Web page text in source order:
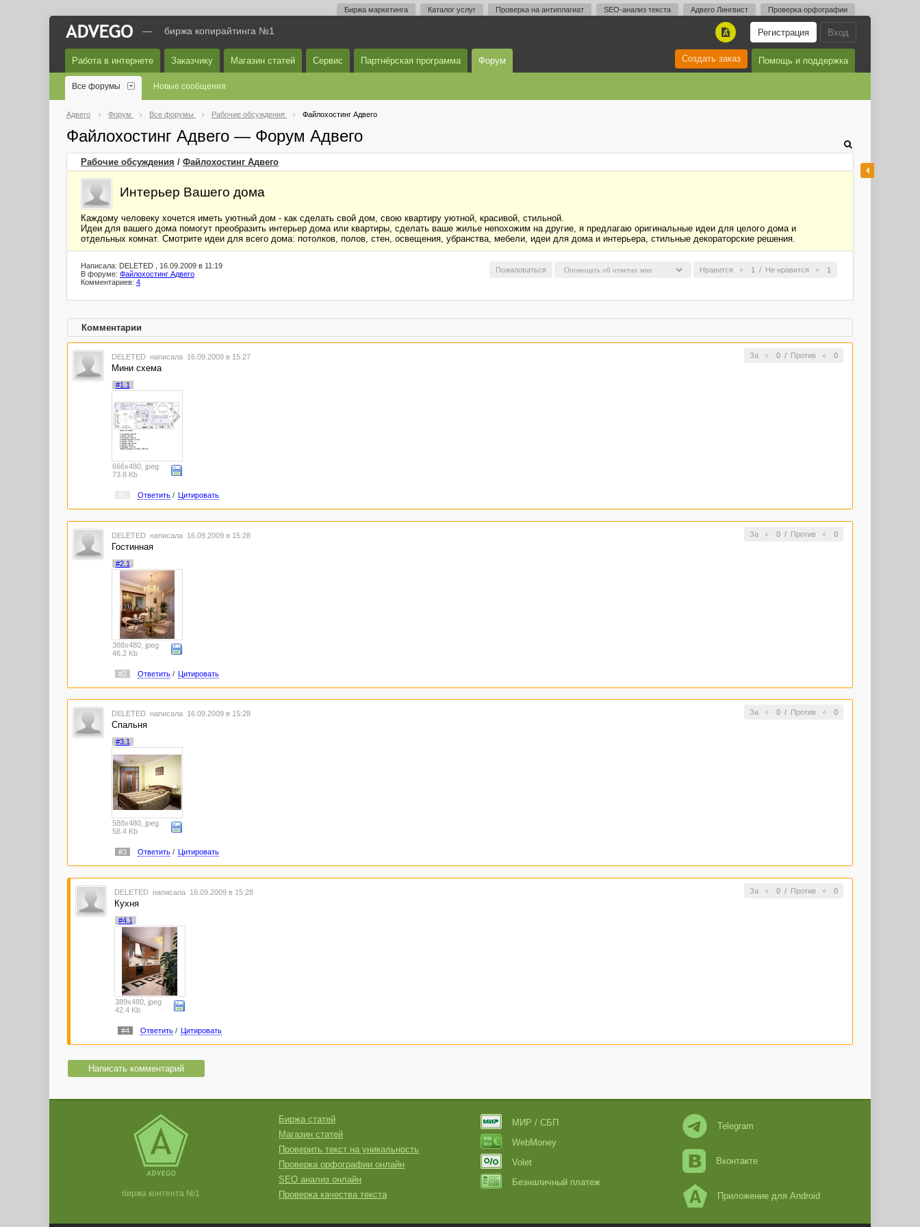
Биржа маркетинга Каталог услуг Проверка на антиплагиат SEO-анализ текста Адвего Лингвист Проверка орфографии
Вход
Регистрация
A
— биржа копирайтинга №1
Работа в интернете Заказчику Магазин статей Сервис Партнёрская программа Форум Помощь и поддержка
Создать заказ
Все форумы Новые сообщения
Адвего Форум Все форумы Рабочие обсуждения Файлохостинг Адвего
Файлохостинг Адвего — Форум Адвего
Рабочие обсуждения / Файлохостинг Адвего
Интерьер Вашего дома
Каждому человеку хочется иметь уютный дом - как сделать свой дом, свою квартиру уютной, красивой, стильной.
Идеи для вашего дома помогут преобразить интерьер дома или квартиры, сделать ваше жилье непохожим на другие, я предлагаю оригинальные идеи для целого дома и
отдельных комнат. Смотрите идеи для всего дома: потолков, полов, стен, освещения, убранства, мебели, идеи для дома и интерьера, стильные декораторские решения.
Нравится 1 / Не нравится 1
Пожаловаться
Написала: DELETED , 16.09.2009 в 11:19
В форуме: Файлохостинг Адвего
Комментариев: 4
Комментарии
За 0/ Против 0
DELETED написала 16.09.2009 в 15:27
Мини схема
#1.1
666x480, jpeg
73.8 Kb
Ответить/ Цитировать
За 0/ Против 0
DELETED написала 16.09.2009 в 15:28
Гостинная
#2.1
388x480, jpeg
46.2 Kb
#2 Ответить/ Цитировать
За 0/ Против 0
DELETED написала 16.09.2009 в 15:28
Спальня
#3.1
588x480, jpeg
58.4 Kb
#3 Ответить/ Цитировать
За 0/ Против 0
DELETED написала 16.09.2009 в 15:28
Кухня
#4.1
389x480, jpeg
42.4 Kb
#4 Ответить/ Цитировать
Написать комментарий
биржа контента №1
Биржа статей
Магазин статей
Проверить текст на уникальность
Проверка орфографии онлайн
SEO анализ онлайн
Проверка качества текста
МИР / СБП
WebMoney
Volet
Безналичный платеж
Telegram
Вконтакте
Приложение для Android